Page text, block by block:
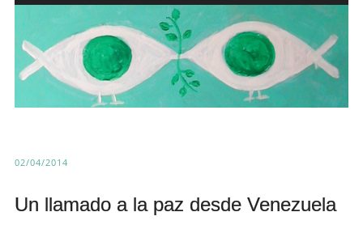
02/04/2014
Un llamado a la paz desde Venezuela